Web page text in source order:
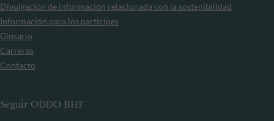
Divulgación de información relacionada con la sostenibilidad
Información para los partícipes
Glosario
Carreras
Contacto
Seguir ODDO BHF